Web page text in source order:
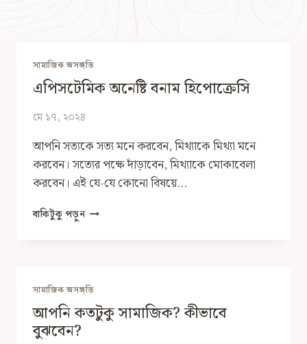
সামাজিক অসঙ্গতি
এপিসটেমিক অনেষ্টি বনাম হিপোক্রেসি
মে ১৭, ২০২৪
আপনি সত্যকে সত্য মনে করবেন, মিথ্যাকে মিথ্যা মনে
করবেন। সত্যের পক্ষে দাঁড়াবেন, মিথ্যাকে মোকাবেলা
করবেন। এই যে-যে কোনো বিষয়ে…
বাকিটুকু পড়ুনএপিসটেমিক
সামাজিক অসঙ্গতি
আপনি কতটুকু সামাজিক? কীভাবে
বুঝবেন?